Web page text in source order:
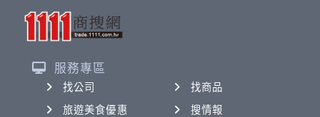
服務專區
找公司
找商品
旅遊美食優惠
搜情報